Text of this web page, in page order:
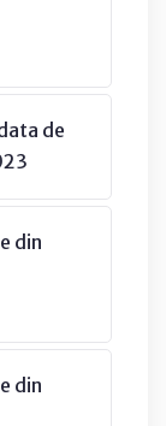
de
din
din